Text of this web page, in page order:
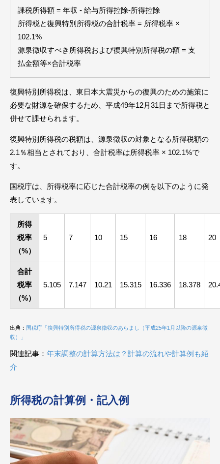
課税所得額 = 年収 - 給与所得控除-所得控除
所得税と復興特別所得税の合計税率 = 所得税率 ×
102.1%
源泉徴収すべき所得税および復興特別所得税の額 = 支
払金額等×合計税率
復興特別所得税は、東日本大震災からの復興のための施策に
必要な財源を確保するため、平成49年12月31日まで所得税と
併せて課せられます。
復興特別所得税の税額は、源泉徴収の対象となる所得税額の
2.1％相当とされており、合計税率は所得税率 × 102.1%で
す。
国税庁は、所得税率に応じた合計税率の例を以下のように発
表しています。
所得
税率
（%）
5 7 10 15 16 18 20
合計
税率
（%）
5.105 7.147 10.21 15.315 16.336 18.378
出典： 国税庁「復興特別所得税の源泉徴収のあらまし（平成25年1月以降の源泉徴
収）」
関連記事： 年末調整の計算方法は？計算の流れや計算例も紹
介
所得税の計算例・記入例